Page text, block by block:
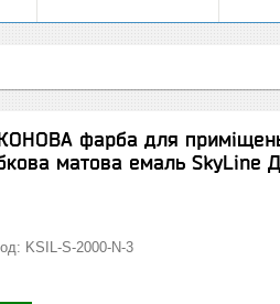
фарба для
матова емаль SkyLine
KSIL-S-2000-N-3